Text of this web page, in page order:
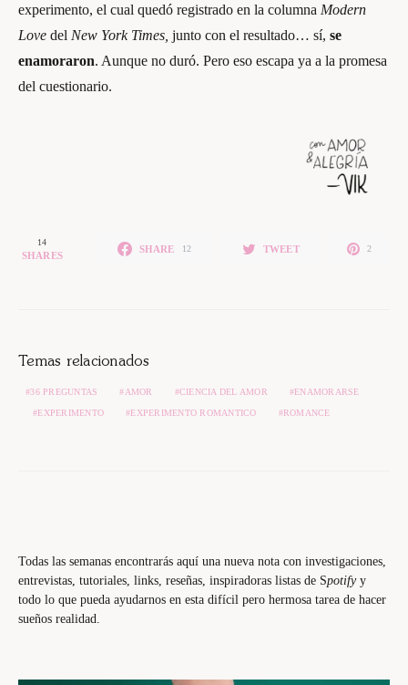
experimento, el cual quedó registrado en la columna Modern
Love del New York Times, junto con el resultado… sí, se
enamoraron. Aunque no duró. Pero eso escapa ya a la promesa
del cuestionario.
14
SHARES
SHARE 12 TWEET 2
Temas relacionados
36 PREGUNTAS AMOR CIENCIA DEL AMOR ENAMORARSE
EXPERIMENTO EXPERIMENTO ROMANTICO ROMANCE
Todas las semanas encontrarás aquí una nueva nota con investigaciones,
entrevistas, tutoriales, links, reseñas, inspiradoras listas de Spotify y
todo lo que pueda ayudarnos en esta difícil pero hermosa tarea de hacer
sueños realidad.